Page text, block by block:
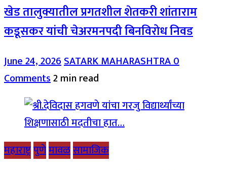
खेड तालुक्यातील प्रगतशील शेतकरी शांताराम
कडूसकर यांची चेअरमनपदी बिनविरोध निवड
June 24, 2026SATARK MAHARASHTRA0
Comments2 min read
महाराष्ट्रपुणेमावळसामाजिक